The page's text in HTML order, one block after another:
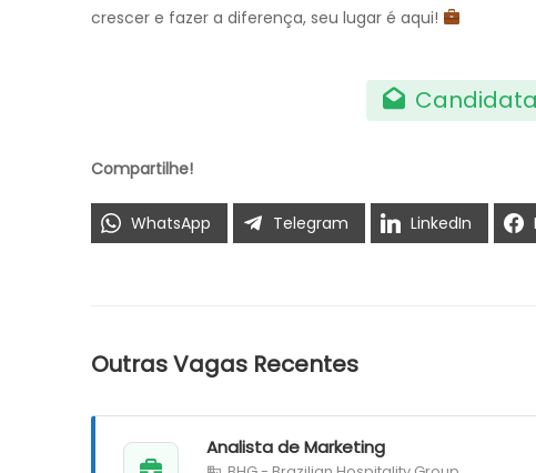
crescer e fazer a diferença, seu lugar é aqui!
Compartilhe!
WhatsApp Telegram LinkedIn
Outras Vagas Recentes
Analista de Marketing